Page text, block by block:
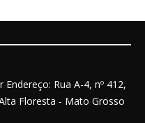
Rua A-4, nº 412,
Floresta - Mato Grosso